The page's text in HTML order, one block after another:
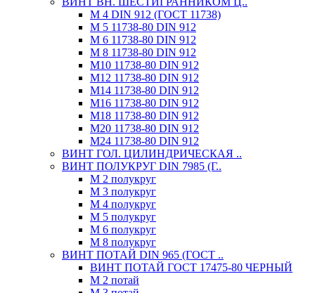
М 4 DIN 912 (ГОСТ 11738)
М 5 11738-80 DIN 912
М 6 11738-80 DIN 912
М 8 11738-80 DIN 912
М10 11738-80 DIN 912
М12 11738-80 DIN 912
М14 11738-80 DIN 912
М16 11738-80 DIN 912
М18 11738-80 DIN 912
М20 11738-80 DIN 912
М24 11738-80 DIN 912
ВИНТ ГОЛ. ЦИЛИНДРИЧЕСКАЯ ..
ВИНТ ПОЛУКРУГ DIN 7985 (Г..
М 2 полукруг
М 3 полукруг
М 4 полукруг
М 5 полукруг
М 6 полукруг
М 8 полукруг
ВИНТ ПОТАЙ DIN 965 (ГОСТ ..
ВИНТ ПОТАЙ ГОСТ 17475-80 ЧЕРНЫЙ
М 2 потай